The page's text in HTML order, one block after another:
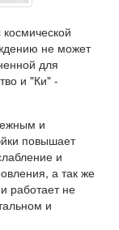
не может
для
и "Ки" -
и
повышает
и
а так же
работает не
и